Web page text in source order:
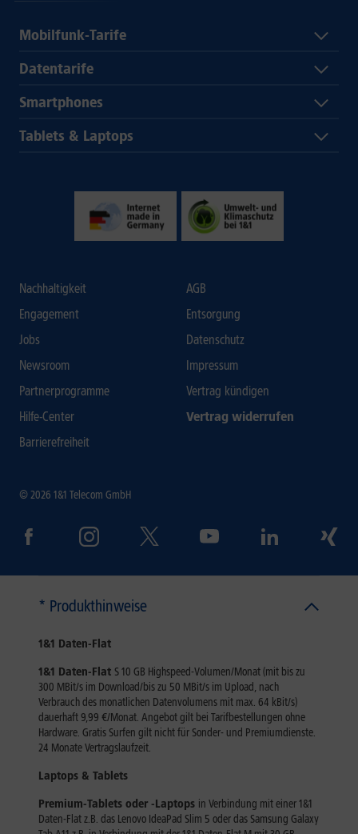
Mobilfunk-Tarife
Datentarife
Smartphones
Tablets & Laptops
Nachhaltigkeit
Engagement
Jobs
Newsroom
Partnerprogramme
Hilfe-Center
Barrierefreiheit
AGB
Entsorgung
Datenschutz
Impressum
Vertrag kündigen
Vertrag widerrufen
© 2026 1&1 Telecom GmbH